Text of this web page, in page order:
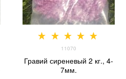
11070
Гравий сиреневый 2 кг., 4-
7мм.